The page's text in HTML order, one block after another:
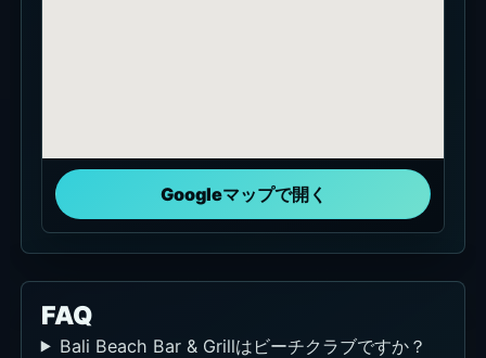
Googleマップで開く
FAQ
Bali Beach Bar & Grillはビーチクラブですか？